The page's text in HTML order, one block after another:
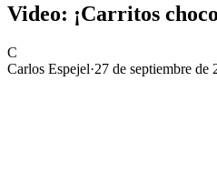
Video: ¡Carritos
C
Carlos Espejel·27 de septiembre de